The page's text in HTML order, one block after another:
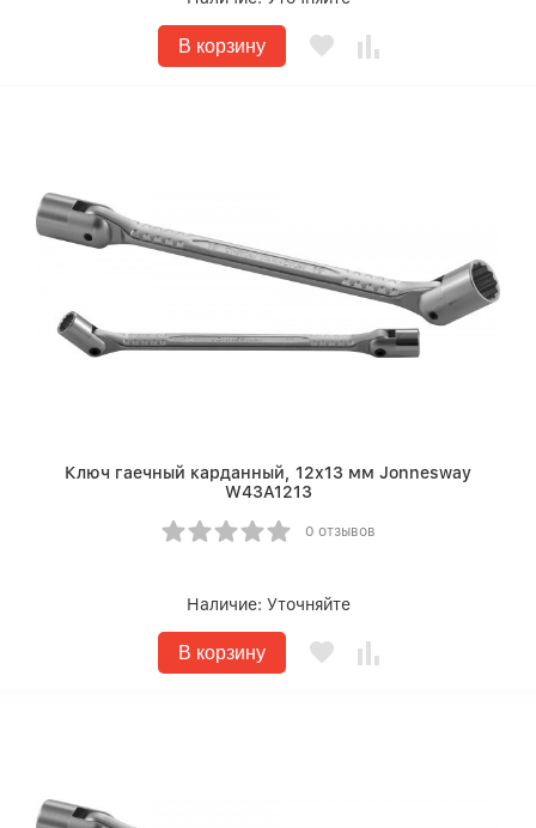
В корзину
Ключ гаечный карданный, 12х13 мм Jonnesway
W43A1213
0 отзывов
Наличие: Уточняйте
В корзину